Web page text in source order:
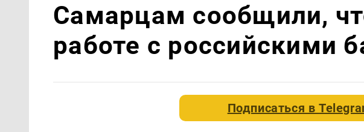
Самарцам сообщили,
работе с российскими
Подписаться в